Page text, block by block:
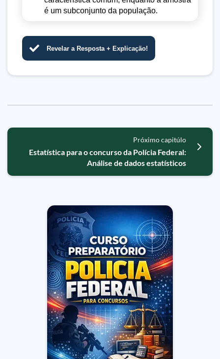
é um subconjunto da população.
Revelar a Resposta + Explicação!
Próximo capitúlo
Estatística para o concurso da Polícia Federal:
Análise de dados estatísticos